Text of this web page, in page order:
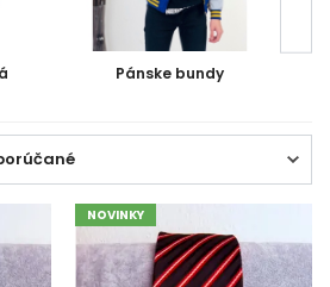
Pánske bundy
NOVINKY